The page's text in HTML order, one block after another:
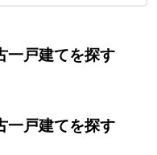
一戸建てを探す
一戸建てを探す